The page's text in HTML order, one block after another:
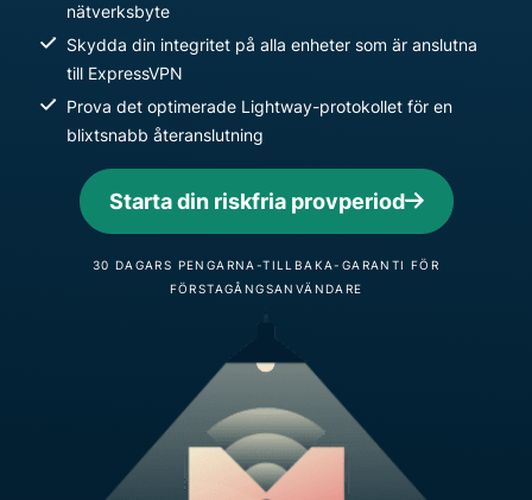
nätverksbyte
Skydda din integritet på alla enheter som är anslutna
till ExpressVPN
Prova det optimerade Lightway-protokollet för en
blixtsnabb återanslutning
Starta din riskfria provperiod
30 DAGARS PENGARNA-TILLBAKA-GARANTI FÖR
FÖRSTAGÅNGSANVÄNDARE